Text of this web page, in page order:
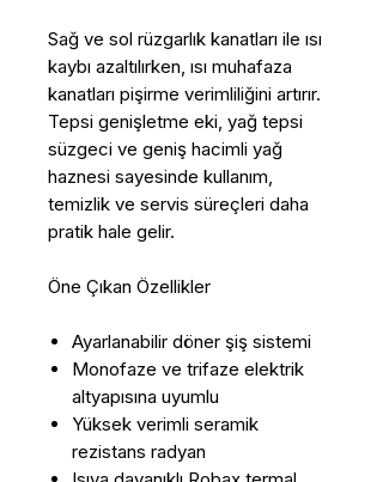
Sağ ve sol rüzgarlık kanatları ile ısı
kaybı azaltılırken, ısı muhafaza
kanatları pişirme verimliliğini artırır.
Tepsi genişletme eki, yağ tepsi
süzgeci ve geniş hacimli yağ
haznesi sayesinde kullanım,
temizlik ve servis süreçleri daha
pratik hale gelir.
Öne Çıkan Özellikler
Ayarlanabilir döner şiş sistemi
Monofaze ve trifaze elektrik
altyapısına uyumlu
Yüksek verimli seramik
rezistans radyan